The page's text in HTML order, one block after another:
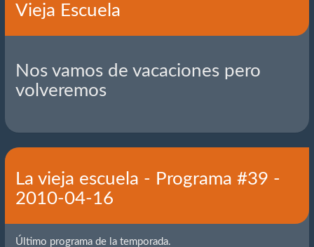
Vieja Escuela
Nos vamos de vacaciones pero
volveremos
La vieja escuela - Programa #39 -
2010-04-16
Último programa de la temporada.